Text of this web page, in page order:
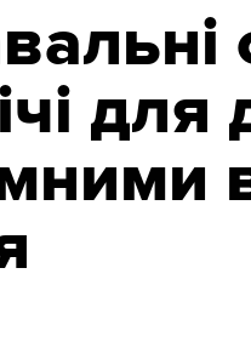
для